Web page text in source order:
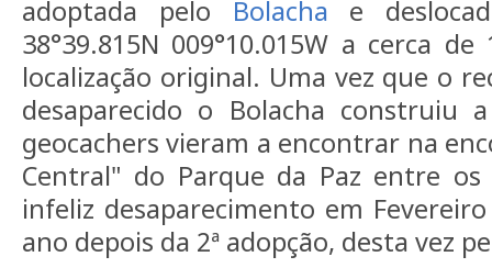
adoptada pelo Bolacha e
38°39.815N 009°10.015W a cerca de
localização original. Uma vez que o
desaparecido o Bolacha construiu
geocachers vieram a encontrar na
Central" do Parque da Paz entre
infeliz desaparecimento em
ano depois da 2ª adopção, desta vez